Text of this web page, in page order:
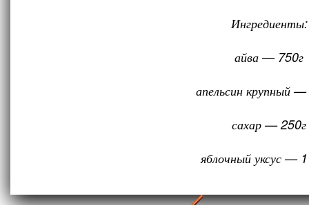
Ингредиенты:
айва — 750г
апельсин крупный
сахар — 250г
яблочный уксус —